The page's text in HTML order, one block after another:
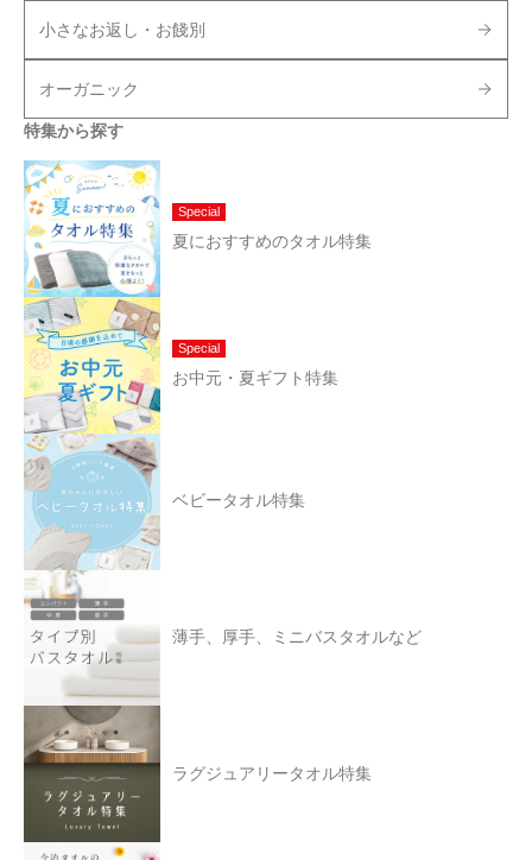
小さなお返し・お餞別
オーガニック
特集から探す
Special
夏におすすめのタオル特集
Special
お中元・夏ギフト特集
ベビータオル特集
薄手、厚手、ミニバスタオルなど
ラグジュアリータオル特集